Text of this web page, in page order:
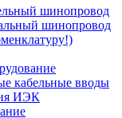
шинопровод
шинопровод
кабельные вводы
ИЭК